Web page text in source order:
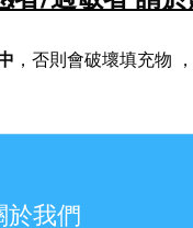
，否則會破壞填充物 ，
於我們